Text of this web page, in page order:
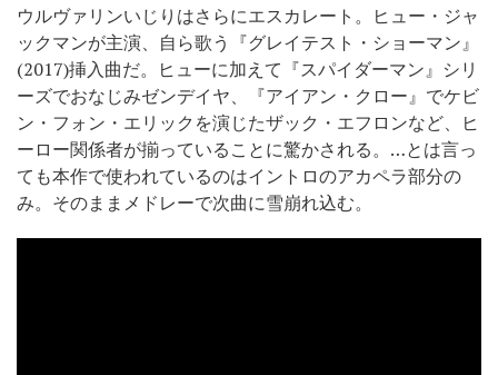
ウルヴァリンいじりはさらにエスカレート。ヒュー・ジャ
ックマンが主演、自ら歌う『グレイテスト・ショーマン』
(2017)挿入曲だ。ヒューに加えて『スパイダーマン』シリ
ーズでおなじみゼンデイヤ、『アイアン・クロー』でケビ
ン・フォン・エリックを演じたザック・エフロンなど、ヒ
ーロー関係者が揃っていることに驚かされる。…とは言っ
ても本作で使われているのはイントロのアカペラ部分の
み。そのままメドレーで次曲に雪崩れ込む。